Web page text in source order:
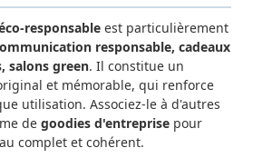
responsable est particulièrement
responsable, cadeaux
salons green. Il constitue un
et mémorable, qui renforce
utilisation. Associez-le à d'autres
de goodies d'entreprise pour
complet et cohérent.